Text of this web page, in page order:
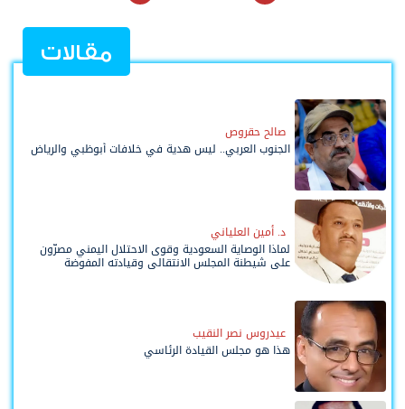
مقالات
صالح حقروص
الجنوب العربي.. ليس هدية في خلافات أبوظبي والرياض
د. أمين العلياني
لماذا الوصاية السعودية وقوى الاحتلال اليمني مصرّون
على شيطنة المجلس الانتقالي وقيادته المفوضة
عيدروس نصر النقيب
هذا هو مجلس القيادة الرئاسي